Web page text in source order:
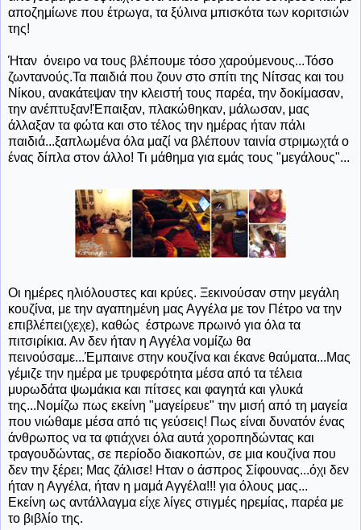
αποζημίωνε που έτρωγα, τα ξύλινα μπισκότα των κοριτσιών
της!
Ήταν όνειρο να τους βλέπουμε τόσο χαρούμενους...Τόσο
ζωντανούς.Τα παιδιά που ζουν στο σπίτι της Νίτσας και του
Νίκου, ανακάτεψαν την κλειστή τους παρέα, την δοκίμασαν,
την ανέπτυξαν!Έπαιξαν, πλακώθηκαν, μάλωσαν, μας
άλλαξαν τα φώτα και στο τέλος την ημέρας ήταν πάλι
παιδιά...ξαπλωμένα όλα μαζί να βλέπουν ταινία στριμωχτά ο
ένας δίπλα στον άλλο! Τι μάθημα για εμάς τους "μεγάλους"...
Οι ημέρες ηλιόλουστες και κρύες. Ξεκινούσαν στην μεγάλη
κουζίνα, με την αγαπημένη μας Αγγέλα με τον Πέτρο να την
επιβλέπει(χεχε), καθώς έστρωνε πρωινό για όλα τα
πιτσιρίκια. Αν δεν ήταν η Αγγέλα νομίζω θα
πεινούσαμε...Έμπαινε στην κουζίνα και έκανε θαύματα...Μας
γέμιζε την ημέρα με τρυφερότητα μέσα από τα τέλεια
μυρωδάτα ψωμάκια και πίτσες και φαγητά και γλυκά
της...Νομίζω πως εκείνη "μαγείρευε" την μισή από τη μαγεία
που νιώθαμε μέσα από τις γεύσεις! Πως είναι δυνατόν ένας
άνθρωπος να τα φτιάχνει όλα αυτά χοροπηδώντας και
τραγουδώντας, σε περίοδο διακοπών, σε μια κουζίνα που
δεν την ξέρει; Μας ζάλισε! Ηταν ο άσπρος Σίφουνας...όχι δεν
ήταν η Αγγέλα, ήταν η μαμά Αγγέλα!!! για όλους μας...
Εκείνη ως αντάλλαγμα είχε λίγες στιγμές ηρεμίας, παρέα με
το βιβλίο της.